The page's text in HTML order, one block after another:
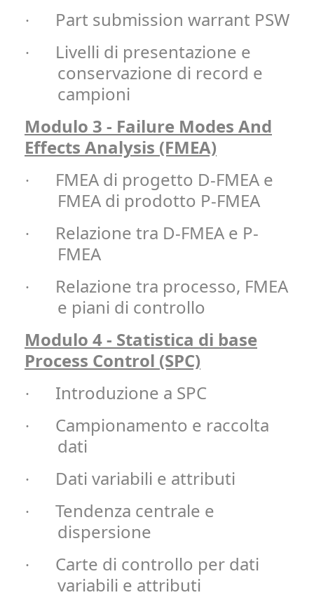
· Part submission warrant PSW
·
Livelli di presentazione e
conservazione di record e
campioni
Modulo 3 - Failure Modes And
Effects Analysis (FMEA)
·
FMEA di progetto D-FMEA e
FMEA di prodotto P-FMEA
·
Relazione tra D-FMEA e P-
FMEA
·
Relazione tra processo, FMEA
e piani di controllo
Modulo 4 - Statistica di base
Process Control (SPC)
· Introduzione a SPC
·
Campionamento e raccolta
dati
· Dati variabili e attributi
·
Tendenza centrale e
dispersione
·
Carte di controllo per dati
variabili e attributi